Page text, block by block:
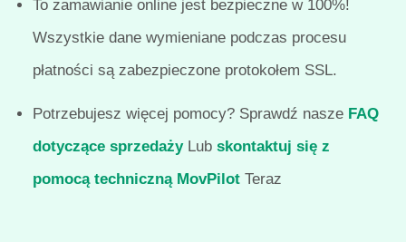
To zamawianie online jest bezpieczne w 100%!
Wszystkie dane wymieniane podczas procesu
płatności są zabezpieczone protokołem SSL.
Potrzebujesz więcej pomocy? Sprawdź nasze FAQ
dotyczące sprzedażyLub skontaktuj się z
pomocą techniczną MovPilotTeraz